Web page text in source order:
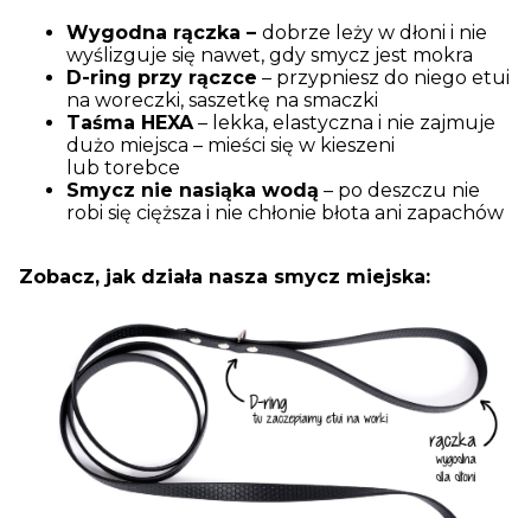
Wygodna rączka – dobrze leży w dłoni i nie
wyślizguje się nawet, gdy smycz jest mokra
D-ring przy rączce – przypniesz do niego etui
na woreczki, saszetkę na smaczki
Taśma HEXA– lekka, elastyczna i nie zajmuje
dużo miejsca – mieści się w kieszeni
lub torebce
Smycz nie nasiąka wodą – po deszczu nie
robi się cięższa i nie chłonie błota ani zapachów
Zobacz, jak działa nasza smycz miejska: